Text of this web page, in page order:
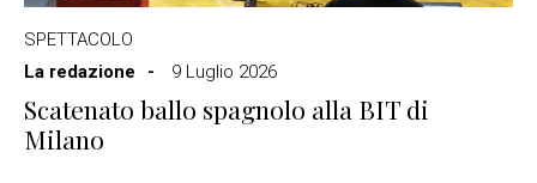
SPETTACOLO
La redazione
9 Luglio 2026
Scatenato ballo spagnolo alla BIT di
Milano